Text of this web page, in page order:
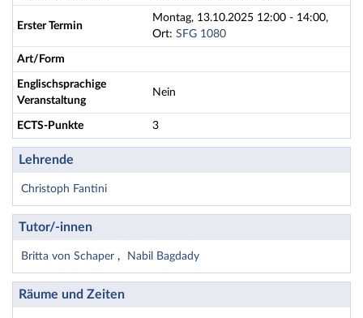
Erster Termin
Montag, 13.10.2025 12:00 - 14:00,
Ort: SFG 1080
Art/Form
Englischsprachige
Veranstaltung
Nein
ECTS-Punkte 3
Lehrende
Christoph Fantini
Tutor/-innen
Britta von Schaper Nabil Bagdady
Räume und Zeiten